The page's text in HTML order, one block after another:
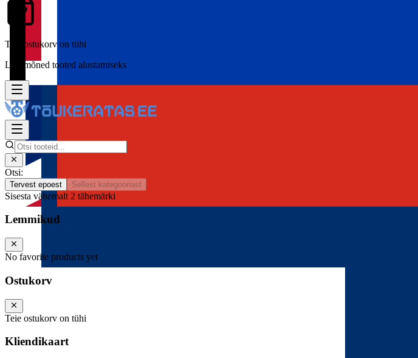
Teie ostukorv on tühi
Lisa mõned tooted alustamiseks
Otsi:
Tervest epoest Sellest kategooriast
Sisesta vähemalt 2 tähemärki
Lemmikud
No favorite products yet
Ostukorv
Teie ostukorv on tühi
Kliendikaart